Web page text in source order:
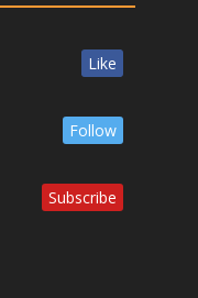
Like
Follow
Subscribe